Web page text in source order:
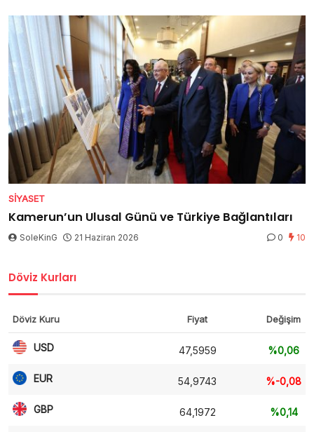
SIYASET
Kamerun’un Ulusal Günü ve Türkiye Bağlantıları
SoleKinG 21 Haziran 2026 0 10
Döviz Kurları
Döviz Kuru Fiyat Değişim
USD 47,5959 %0,06
EUR 54,9743 %-0,08
GBP 64,1972 %0,14